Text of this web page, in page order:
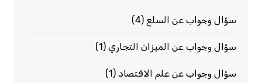
سؤال وجواب عن السلع (4)
سؤال وجواب عن الميزان التجاري(1)
سؤال وجواب عن علم الاقتصاد(1)